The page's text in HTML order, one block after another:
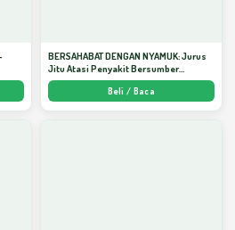
BERSAHABAT DENGAN NYAMUK: Jurus
Jitu Atasi Penyakit Bersumber
Nyamuk - Arda Dinata
Beli / Baca